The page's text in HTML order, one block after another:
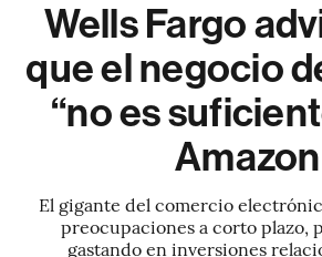
Wells Fargo
que el negocio
“no es
Amazon
El gigante del comercio
preocupaciones a corto plazo,
gastando en inversiones